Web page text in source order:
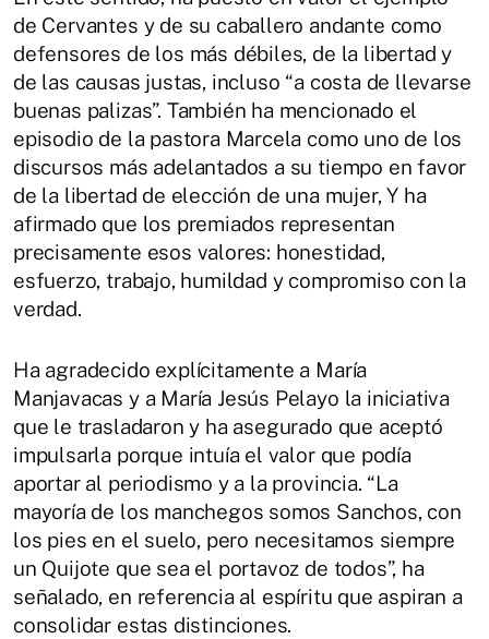
de Cervantes y de su caballero andante como
defensores de los más débiles, de la libertad y
de las causas justas, incluso “a costa de llevarse
buenas palizas”. También ha mencionado el
episodio de la pastora Marcela como uno de los
discursos más adelantados a su tiempo en favor
de la libertad de elección de una mujer, Y ha
afirmado que los premiados representan
precisamente esos valores: honestidad,
esfuerzo, trabajo, humildad y compromiso con la
verdad.
Ha agradecido explícitamente a María
Manjavacas y a María Jesús Pelayo la iniciativa
que le trasladaron y ha asegurado que aceptó
impulsarla porque intuía el valor que podía
aportar al periodismo y a la provincia. “La
mayoría de los manchegos somos Sanchos, con
los pies en el suelo, pero necesitamos siempre
un Quijote que sea el portavoz de todos”, ha
señalado, en referencia al espíritu que aspiran a
consolidar estas distinciones.